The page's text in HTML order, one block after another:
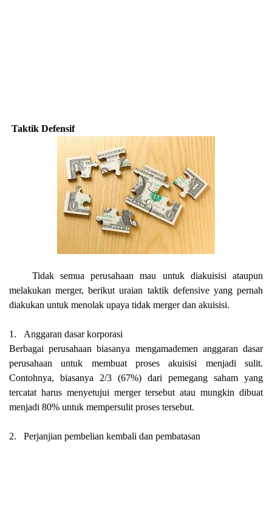
Taktik Defensif
Tidak semua perusahaan
mau untuk diakuisisi ataupun
melakukan merger, berikut uraian taktik defensive yang pernah
diakukan untuk menolak upaya tidak merger dan akuisisi.
Anggaran dasar korporasi
Berbagai perusahaan biasanya mengamademen anggaran dasar
perusahaan untuk membuat proses akuisisi menjadi sulit.
Contohnya, biasanya 2/3 (67%) dari pemegang saham yang
tercatat harus menyetujui merger tersebut atau mungkin dibuat
menjadi 80% untuk mempersulit proses tersebut.
Perjanjian pembelian kembali dan pembatasan